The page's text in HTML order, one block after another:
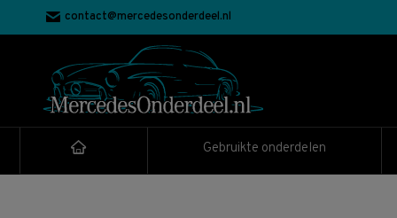
contact@mercedesonderdeel.nl
Gebruikte onderdelen